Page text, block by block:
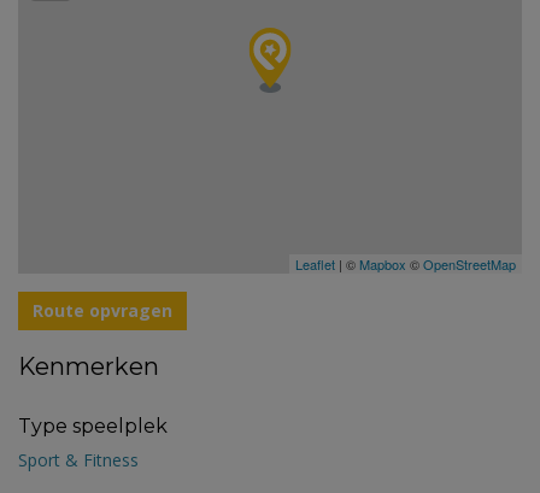
Leaflet | © Mapbox ©OpenStreetMap
Route opvragen
Kenmerken
Type speelplek
Sport & Fitness